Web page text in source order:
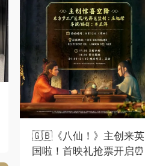
🇬🇧《八仙！》主创来英
国啦！首映礼抢票开启⏰